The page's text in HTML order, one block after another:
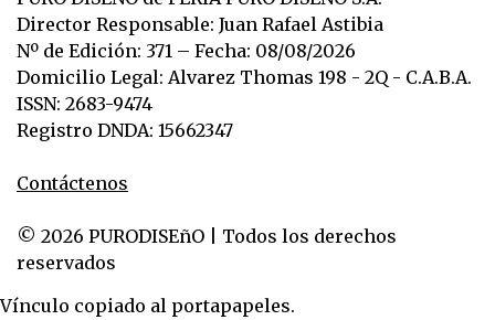
Director Responsable: Juan Rafael Astibia
Nº de Edición: 371 – Fecha: 08/08/2026
Domicilio Legal: Alvarez Thomas 198 - 2Q - C.A.B.A.
ISSN: 2683-9474
Registro DNDA: 15662347
Contáctenos
© 2026 PURODISEñO | Todos los derechos
reservados
Vínculo copiado al portapapeles.